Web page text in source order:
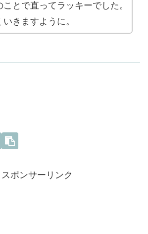
ことで直ってラッキーでした。
いきますように。
スポンサーリンク